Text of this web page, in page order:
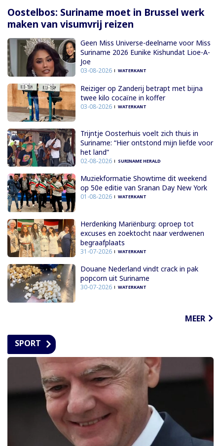
Oostelbos: Suriname moet in Brussel werk
maken van visumvrij reizen
Geen Miss Universe-deelname voor Miss
Suriname 2026 Eunike Kishundat Lioe-A-
Joe
03-08-2026 WATERKANT
Reiziger op Zanderij betrapt met bijna
twee kilo cocaïne in koffer
03-08-2026 WATERKANT
Trijntje Oosterhuis voelt zich thuis in
Suriname: “Hier ontstond mijn liefde voor
het land”
02-08-2026 SURINAME HERALD
Muziekformatie Showtime dit weekend
op 50e editie van Sranan Day New York
01-08-2026 WATERKANT
Herdenking Mariënburg: oproep tot
excuses en zoektocht naar verdwenen
begraafplaats
31-07-2026 WATERKANT
Douane Nederland vindt crack in pak
popcorn uit Suriname
30-07-2026 WATERKANT
MEER
SPORT